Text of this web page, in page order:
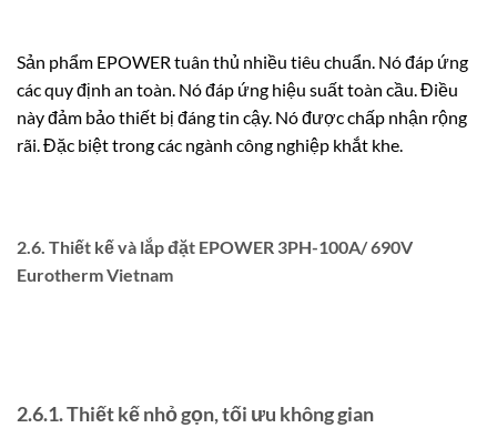
Sản phẩm EPOWER tuân thủ nhiều tiêu chuẩn. Nó đáp ứng
các quy định an toàn. Nó đáp ứng hiệu suất toàn cầu. Điều
này đảm bảo thiết bị đáng tin cậy. Nó được chấp nhận rộng
rãi. Đặc biệt trong các ngành công nghiệp khắt khe.
2.6. Thiết kế và lắp đặt EPOWER 3PH-100A/ 690V
Eurotherm Vietnam
2.6.1. Thiết kế nhỏ gọn, tối ưu không gian